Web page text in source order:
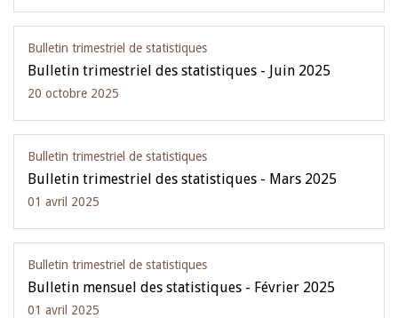
Bulletin trimestriel de statistiques
Bulletin trimestriel des statistiques - Juin 2025
20 octobre 2025
Bulletin trimestriel de statistiques
Bulletin trimestriel des statistiques - Mars 2025
01 avril 2025
Bulletin trimestriel de statistiques
Bulletin mensuel des statistiques - Février 2025
01 avril 2025